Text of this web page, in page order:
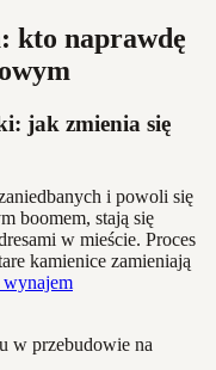
kto naprawdę
jak zmienia się
i powoli się
boomem, stają się
w mieście. Proces
kamienice zamieniają
wynajem